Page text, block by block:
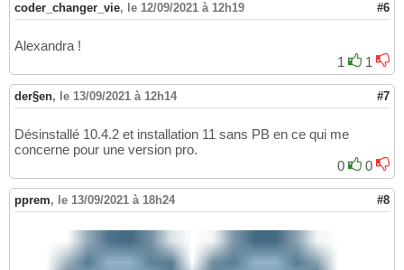
coder_changer_vie, le 12/09/2021 à 12h19 #6
Alexandra !
1
1
der§en, le 13/09/2021 à 12h14 #7
Désinstallé 10.4.2 et installation 11 sans PB en ce qui me
concerne pour une version pro.
0
0
pprem, le 13/09/2021 à 18h24 #8